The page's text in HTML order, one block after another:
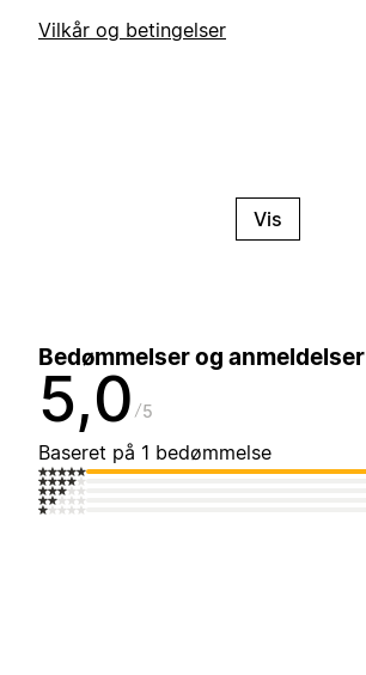
Vilkår og betingelser
Vis
Bedømmelser og anmeldelser
5,0 5
Baseret på 1 bedømmelse